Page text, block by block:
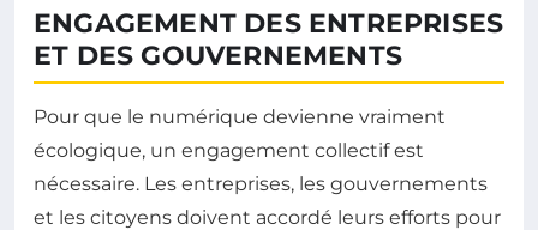
ENGAGEMENT DES ENTREPRISES
ET DES GOUVERNEMENTS
Pour que le numérique devienne vraiment
écologique, un engagement collectif est
nécessaire. Les entreprises, les gouvernements
et les citoyens doivent accordé leurs efforts pour